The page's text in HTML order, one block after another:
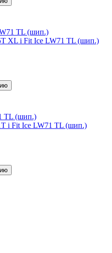
XL i Fit Ice LW71 TL (шип.)
i Fit Ice LW71 TL (шип.)